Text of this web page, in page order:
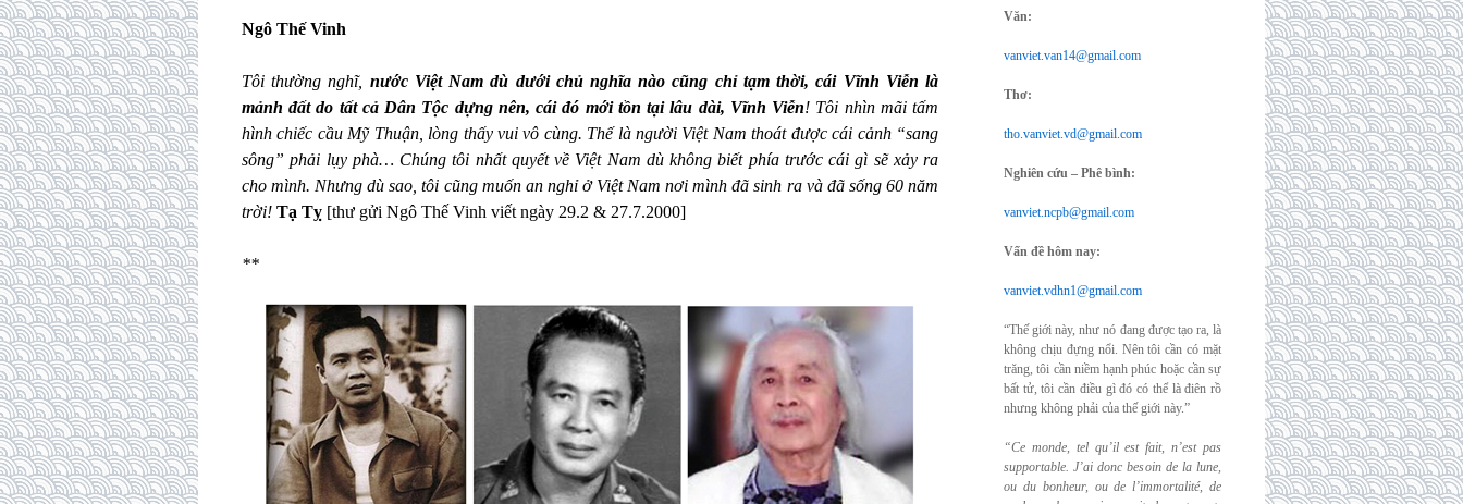
Ngô Thế Vinh
Tôi thường nghĩ, nước Việt Nam dù dưới chủ nghĩa nào cũng chỉ tạm thời, cái Vĩnh Viễn là
mảnh đất do tất cả Dân Tộc dựng nên, cái đó mới tồn tại lâu dài, Vĩnh Viễn! Tôi nhìn mãi tấm
hình chiếc cầu Mỹ Thuận, lòng thấy vui vô cùng. Thế là người Việt Nam thoát được cái cảnh “sang
sông” phải lụy phà… Chúng tôi nhất quyết về Việt Nam dù không biết phía trước cái gì sẽ xảy ra
cho mình. Nhưng dù sao, tôi cũng muốn an nghỉ ở Việt Nam nơi mình đã sinh ra và đã sống 60 năm
trời! Tạ Tỵ [thư gửi Ngô Thế Vinh viết ngày 29.2 & 27.7.2000]
**
Văn:
vanviet.van14@gmail.com
Thơ:
tho.vanviet.vd@gmail.com
Nghiên cứu – Phê bình:
vanviet.ncpb@gmail.com
Vấn đề hôm nay:
vanviet.vdhn1@gmail.com
“Thế giới này, như nó đang được tạo ra, là
không chịu đựng nổi. Nên tôi cần có mặt
trăng, tôi cần niềm hạnh phúc hoặc cần sự
bất tử, tôi cần điều gì đó có thể là điên rồ
nhưng không phải của thế giới này.”
“Ce monde, tel qu’il est fait, n’est pas
supportable. J’ai donc besoin de la lune,
ou du bonheur, ou de l’immortalité, de